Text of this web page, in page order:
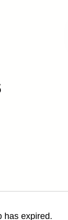
has expired.